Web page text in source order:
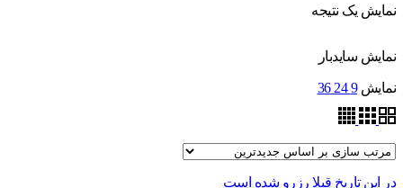
نمایش یک نتیجه
نمایش سایدبار
نمایش 9
24
36
در این تاریخ قبلا رزرو شده است